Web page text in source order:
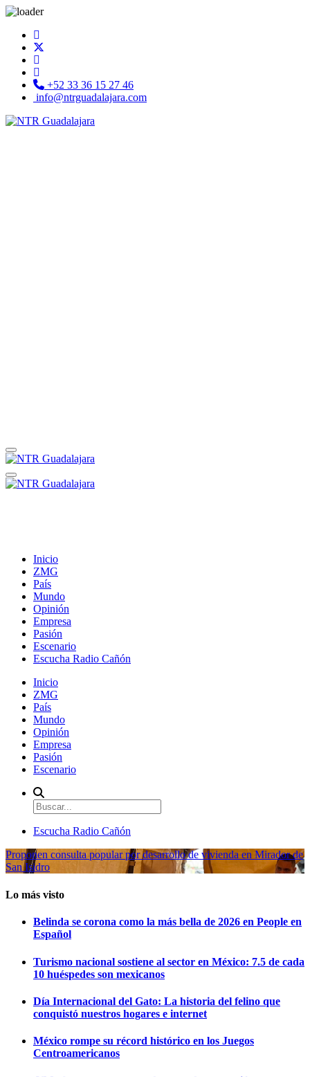
+52 33 36 15 27 46
info@ntrguadalajara.com
Inicio
ZMG
País
Mundo
Opinión
Empresa
Pasión
Escenario
Escucha Radio Cañón
Inicio
ZMG
País
Mundo
Opinión
Empresa
Pasión
Escenario
Escucha Radio Cañón
Proponen consulta popular por desarrollo de vivienda en Mirador de
San Isidro
Lo más visto
Belinda se corona como la más bella de 2026 en People en
Español
Turismo nacional sostiene al sector en México: 7.5 de cada
10 huéspedes son mexicanos
Día Internacional del Gato: La historia del felino que
conquistó nuestros hogares e internet
México rompe su récord histórico en los Juegos
Centroamericanos